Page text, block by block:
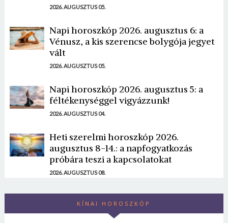
2026. AUGUSZTUS 05.
Napi horoszkóp 2026. augusztus 6: a
Vénusz, a kis szerencse bolygója jegyet
vált
2026. AUGUSZTUS 05.
Napi horoszkóp 2026. augusztus 5: a
féltékenységgel vigyázzunk!
2026. AUGUSZTUS 04.
Heti szerelmi horoszkóp 2026.
augusztus 8-14.: a napfogyatkozás
próbára teszi a kapcsolatokat
2026. AUGUSZTUS 08.
KÍNAI HOROSZKÓP